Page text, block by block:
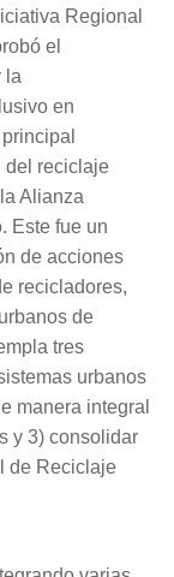
Regional
el
la
en
del reciclaje
Alianza
Este fue un
de acciones
recicladores,
de
tres
urbanos
manera integral
y 3) consolidar
de Reciclaje